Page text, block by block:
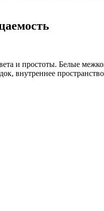
и простоты. Белые
внутреннее